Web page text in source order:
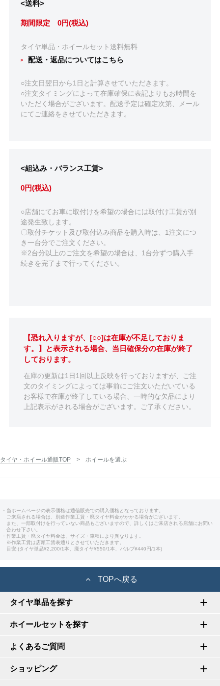
<送料>
期間限定 0円(税込)
タイヤ単品・ホイールセット送料無料
配送・返品についてはこちら
○注文日翌日から1日と計算させていただきます。
○注文タイミングによって在庫確保に表記よりもお時間を
いただく場合がございます。配送予定は確定次第、メール
にてご連絡をさせていただきます。
<組込み・バランス工賃>
0円(税込)
○店舗にてお車に取付けを希望の場合には取付け工賃が別
途発生致します。
〇取付チケット及び取付込み商品を購入時は、1注文につ
き一台分でご注文ください。
※2台分以上のご注文を希望の場合は、1台分ずつ購入手
続きを完了まで行ってください。
【恐れ入りますが、[○○]は在庫が不足しておりま
す。】と表示される場合、当日確保分の在庫が終了
しております。
在庫の更新は1日1回以上反映を行っておりますが、ご注
文のタイミングによっては事前にご注文いただいている
お客様で在庫が終了している場合、一時的な欠品により
上記表示がされる場合がございます。ご了承ください。
タイヤ・ホイール通販TOP ホイールを選ぶ
・当ホームページの表示価格は通信販売での購入価格となっております。
ご来店される場合は、別途作業工賃・廃タイヤ料金がかかる場合がございます。
また、一部取付けを行っていない商品もございますので、詳しくはご来店される店舗にお問い
合わせ下さい。
・作業工賃・廃タイヤ料金は、サイズ・車種により異なります。
※作業工賃は店頭工賃表通りとさせていただきます。
目安:(タイヤ単品¥2,200/1本、廃タイヤ¥550/1本、バルブ¥440円/1本)
TOPへ戻る
タイヤ単品を探す
ホイールセットを探す
よくあるご質問
ショッピング